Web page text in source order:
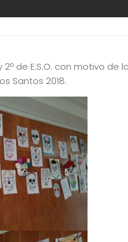
de E.S.O. con motivo de
Santos 2018.